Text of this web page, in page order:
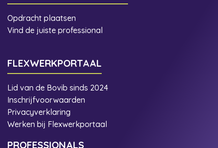
Opdracht plaatsen
Vind de juiste professional
FLEXWERKPORTAAL
Lid van de Bovib sinds 2024
Inschrijfvoorwaarden
Privacyverklaring
Werken bij Flexwerkportaal
PROFESSIONALS